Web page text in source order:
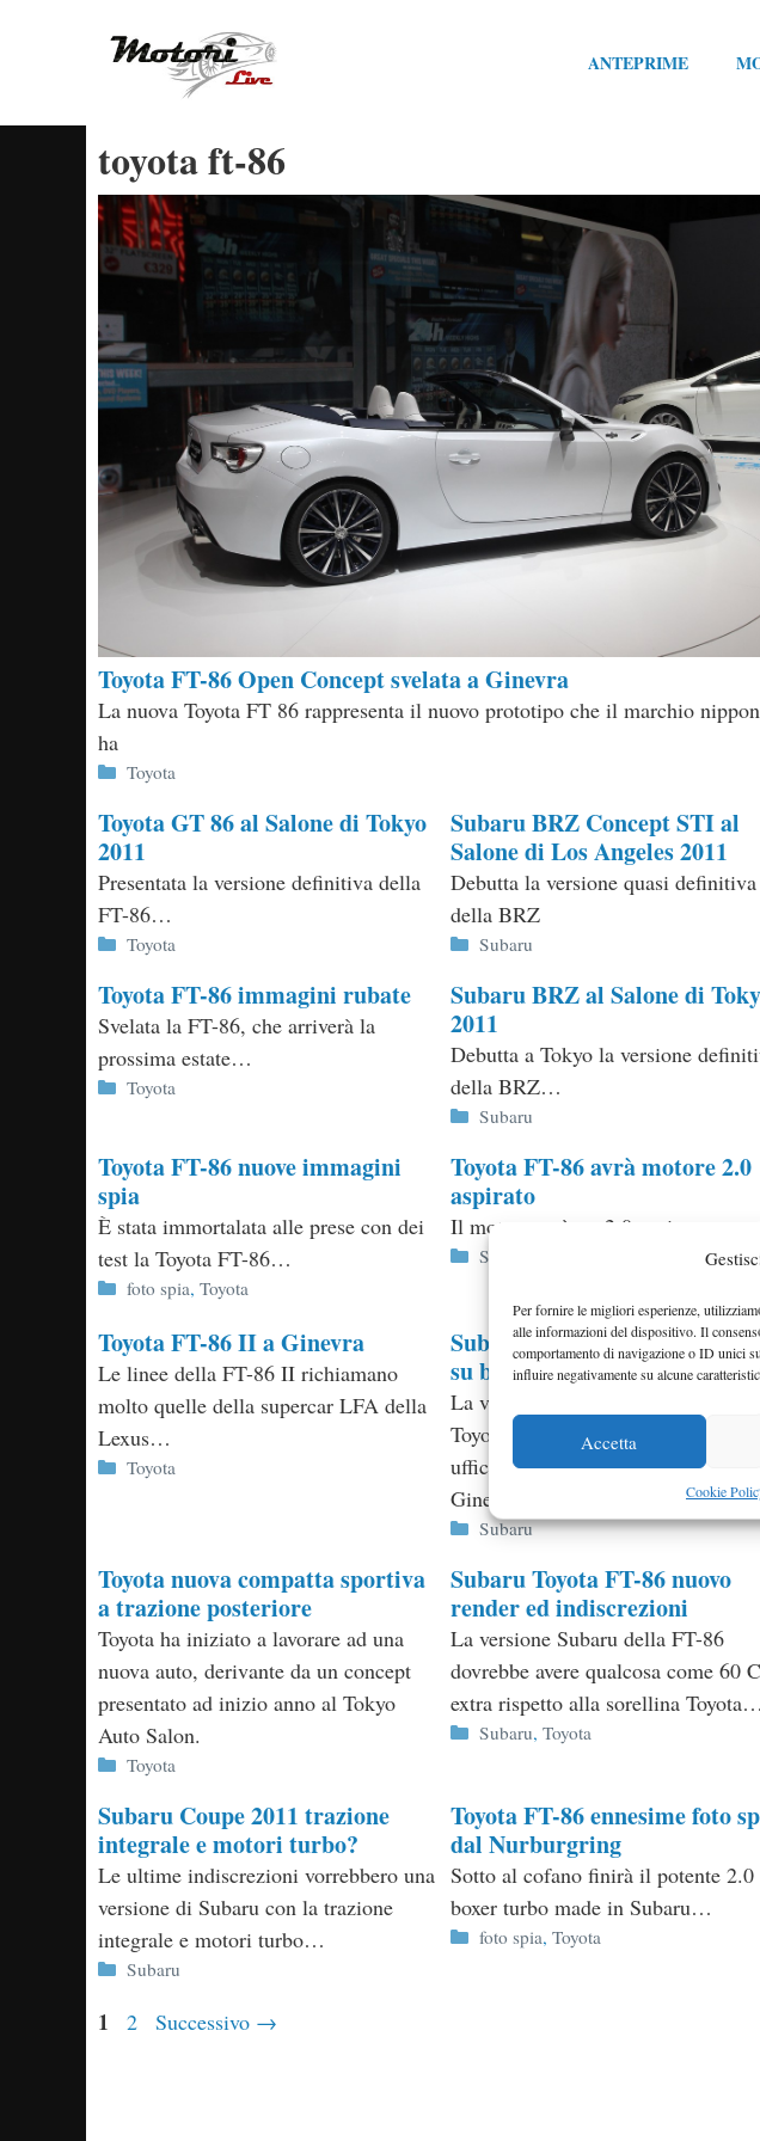
Per fornire le migliori esperienze,
alle informazioni del dispositivo. Il
comportamento di navigazione o ID unici
influire negativamente su alcune
Accetta
Cookie
ANTEPRIME
toyota ft-86
Toyota FT-86 Open Concept svelata a Ginevra
La nuova Toyota FT 86 rappresenta il nuovo prototipo che il marchio
ha
Categorie
Toyota
Toyota GT 86 al Salone di Tokyo
2011
Presentata la versione definitiva della
FT-86…
Categorie
Toyota
Subaru BRZ Concept STI al
Salone di Los Angeles 2011
Debutta la versione quasi definitiva
della BRZ
Categorie
Subaru
Toyota FT-86 immagini rubate
Svelata la FT-86, che arriverà la
prossima estate…
Categorie
Toyota
Subaru BRZ al Salone di
2011
Debutta a Tokyo la versione
della BRZ…
Categorie
Subaru
Toyota FT-86 nuove immagini
spia
È stata immortalata alle prese con dei
test la Toyota FT-86…
Categorie
foto spia,Toyota
Toyota FT-86 avrà motore 2.0
aspirato
Il motore sarà un 2.0 aspirato…
Categorie
Subaru
Toyota FT-86 II a Ginevra
Le linee della FT-86 II richiamano
molto quelle della supercar LFA della
Lexus…
Categorie
Toyota
Subaru conferma la nuova
su base Toyota FT-86
La versione di Subaru del concept
Toyota FT-86 farà il suo debutto
ufficiale in occasione del Salone di
Ginevra 2011.
Categorie
Subaru
Toyota nuova compatta sportiva
a trazione posteriore
Toyota ha iniziato a lavorare ad una
nuova auto, derivante da un concept
presentato ad inizio anno al Tokyo
Auto Salon.
Categorie
Toyota
Subaru Toyota FT-86 nuovo
render ed indiscrezioni
La versione Subaru della FT-86
dovrebbe avere qualcosa come 60
extra rispetto alla sorellina Toyota…
Categorie
Subaru,Toyota
Subaru Coupe 2011 trazione
integrale e motori turbo?
Le ultime indiscrezioni vorrebbero una
versione di Subaru con la trazione
integrale e motori turbo…
Categorie
Subaru
Toyota FT-86 ennesime foto
dal Nurburgring
Sotto al cofano finirà il potente 2.0
boxer turbo made in Subaru…
Categorie
foto spia,Toyota
Pagina
1 Pagina
2 Successivo →